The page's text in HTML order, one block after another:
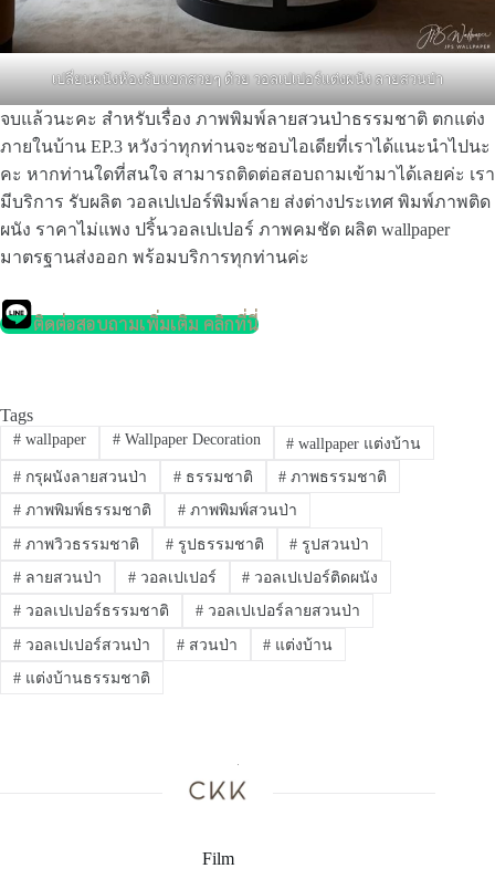
เปลี่ยนผนังห้องรับแขกสวยๆ ด้วย วอลเปเปอร์แต่งผนัง ลายสวนป่า
จบแล้วนะคะ สำหรับเรื่อง ภาพพิมพ์ลายสวนป่าธรรมชาติ ตกแต่ง
ภายในบ้าน EP.3 หวังว่าทุกท่านจะชอบไอเดียที่เราได้แนะนำไปนะ
คะ หากท่านใดที่สนใจ สามารถติดต่อสอบถามเข้ามาได้เลยค่ะ เรา
มีบริการ รับผลิต วอลเปเปอร์พิมพ์ลาย ส่งต่างประเทศ พิมพ์ภาพติด
ผนัง ราคาไม่แพง ปริ้นวอลเปเปอร์ ภาพคมชัด ผลิต wallpaper
มาตรฐานส่งออก พร้อมบริการทุกท่านค่ะ
ติดต่อสอบถามเพิ่มเติม คลิกที่นี่
Tags
#wallpaper #Wallpaper Decoration # wallpaper แต่งบ้าน
#กรุผนังลายสวนป่า #ธรรมชาติ # ภาพธรรมชาติ
#ภาพพิมพ์ธรรมชาติ #ภาพพิมพ์สวนป่า
#ภาพวิวธรรมชาติ #รูปธรรมชาติ # รูปสวนป่า
#ลายสวนป่า #วอลเปเปอร์ # วอลเปเปอร์ติดผนัง
#วอลเปเปอร์ธรรมชาติ #วอลเปเปอร์ลายสวนป่า
#วอลเปเปอร์สวนป่า #สวนป่า # แต่งบ้าน
#แต่งบ้านธรรมชาติ
Film